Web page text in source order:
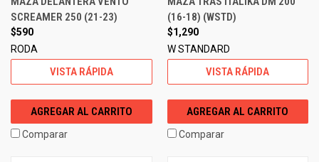
SCREAMER 250 (21-23)
$590
RODA
VISTA RÁPIDA
AGREGAR AL CARRITO
Comparar
(16-18) (WSTD)
$1,290
W STANDARD
VISTA RÁPIDA
AGREGAR AL CARRITO
Comparar